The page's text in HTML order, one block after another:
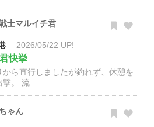
士マルイチ君
2026/05/22 UP!
快挙
から直行しましたが釣れず、休憩を
。 流...
ゃん